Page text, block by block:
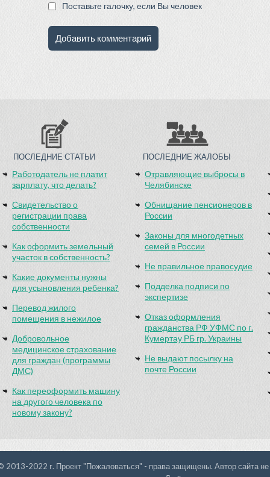
Поставьте галочку, если Вы человек
ПОСЛЕДНИЕ СТАТЬИ
Работодатель не платит
зарплату, что делать?
Свидетельство о
регистрации права
собственности
Как оформить земельный
участок в собственность?
Какие документы нужны
для усыновления ребенка?
Перевод жилого
помещения в нежилое
Добровольное
медицинское страхование
для граждан (программы
ДМС)
Как переоформить машину
на другого человека по
новому закону?
ПОСЛЕДНИЕ ЖАЛОБЫ
Отравляющие выбросы в
Челябинске
Обнищание пенсионеров в
России
Законы для многодетных
семей в России
Не правильное правосудие
Подделка подписи по
экспертизе
Отказ оформления
гражданства РФ УФМС по г.
Кумертау РБ гр. Украины
Не выдают посылку на
почте России
2013-2022 г. Проект "Пожаловаться" - права защищены. Автор сайта не